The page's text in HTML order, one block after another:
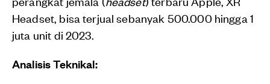
Headset, bisa terjual sebanyak 500.000 hingga 1
juta unit di 2023.
Analisis Teknikal: